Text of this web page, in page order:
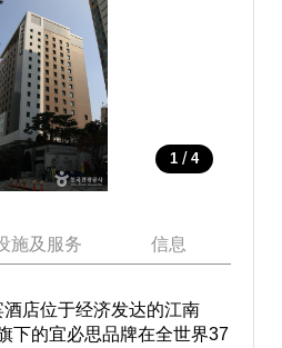
1 / 4
施及服务 信息
店位于经济发达的江南
下的宜必思品牌在全世界37